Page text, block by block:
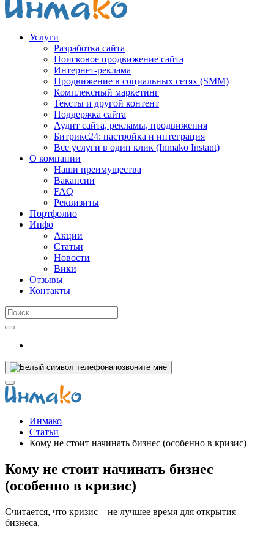
Услуги
Разработка сайта
Поисковое продвижение сайта
Интернет-реклама
Продвижение в социальных сетях (SMM)
Комплексный маркетинг
Тексты и другой контент
Поддержка сайта
Аудит сайта, рекламы, продвижения
Битрикс24: настройка и интеграция
Все услуги в один клик (Inmako Instant)
О компании
Наши преимущества
Вакансии
FAQ
Реквизиты
Портфолио
Инфо
Акции
Статьи
Новости
Вики
Отзывы
Контакты
позвоните мне
Инмако
Статьи
Кому не стоит начинать бизнес (особенно в кризис)
Кому не стоит начинать бизнес
(особенно в кризис)
Считается, что кризис – не лучшее время для открытия
бизнеса.